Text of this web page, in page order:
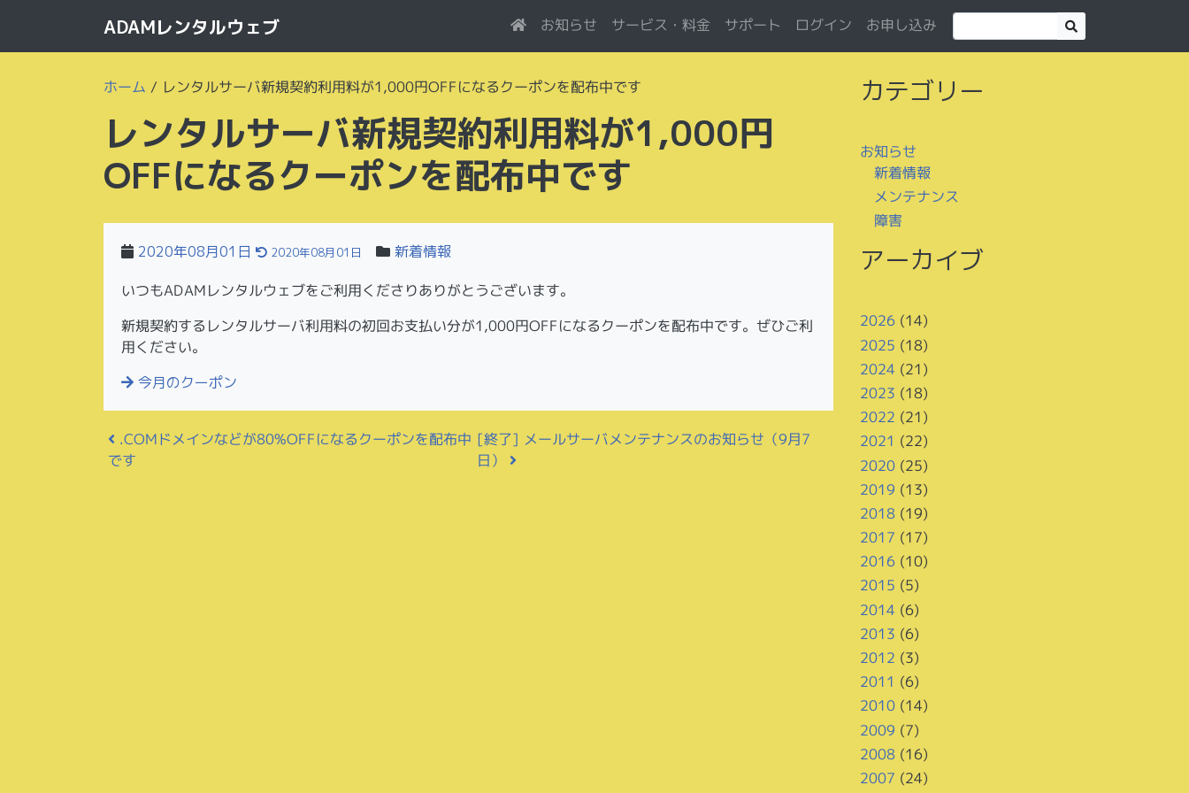
ADAMレンタルウェブ お知らせ サービス・料金 サポート ログイン お申し込み
ホーム / レンタルサーバ新規契約利用料が1,000円OFFになるクーポンを配布中です
レンタルサーバ新規契約利用料が1,000円
OFFになるクーポンを配布中です
2020年08月01日 2020年08月01日 新着情報
いつもADAMレンタルウェブをご利用くださりありがとうございます。
新規契約するレンタルサーバ利用料の初回お支払い分が1,000円OFFになるクーポンを配布中です。ぜひご利
用ください。
今月のクーポン
投稿ナビゲーション
.COMドメインなどが80%OFFになるクーポンを配布中
です
[終了] メールサーバメンテナンスのお知らせ（9月7
日）
カテゴリー
お知らせ
新着情報
メンテナンス
障害
アーカイブ
2026 (14)
2025 (18)
2024 (21)
2023 (18)
2022 (21)
2021 (22)
2020(25)
2019 (13)
2018 (19)
2017 (17)
2016 (10)
2015 (5)
2014 (6)
2013 (6)
2012 (3)
2011 (6)
2010(14)
2009 (7)
2008 (16)
2007 (24)